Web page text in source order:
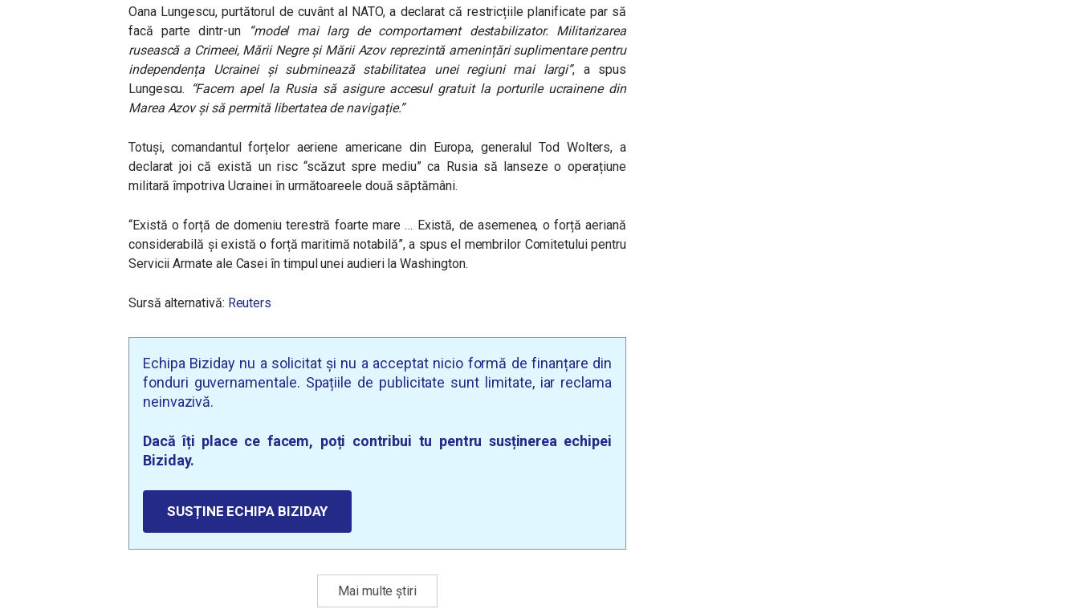
Oana Lungescu, purtătorul de cuvânt al NATO, a declarat că restricțiile planificate par să
facă parte dintr-un
“model mai larg de comportament destabilizator. Militarizarea
rusească a Crimeei, Mării Negre și Mării Azov reprezintă amenințări suplimentare pentru
independența Ucrainei și subminează stabilitatea unei regiuni mai largi”, a spus
Lungescu.
“Facem apel la Rusia să asigure accesul gratuit la porturile ucrainene din
Marea Azov și să permită libertatea de navigație.”
Totuși, comandantul forțelor aeriene americane din Europa, generalul Tod Wolters, a
declarat joi că există un risc “scăzut spre mediu” ca Rusia să lanseze o operațiune
militară împotriva Ucrainei în următoareele două săptămâni.
“Există o forță de domeniu terestră foarte mare … Există, de asemenea, o forță aeriană
considerabilă și există o forță maritimă notabilă”, a spus el membrilor Comitetului pentru
Servicii Armate ale Casei în timpul unei audieri la Washington.
Sursă alternativă: Reuters
Echipa Biziday nu a solicitat și nu a acceptat nicio formă de finanțare din
fonduri guvernamentale. Spațiile de publicitate sunt limitate, iar reclama
neinvazivă.
Dacă îți place ce facem, poți contribui tu pentru susținerea echipei
Biziday.
SUSȚINE ECHIPA BIZIDAY
Mai multe știri